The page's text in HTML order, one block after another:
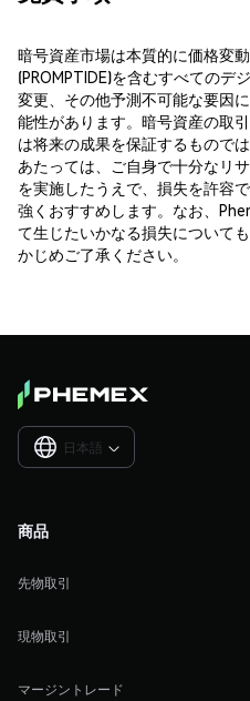
暗号資産市場は本質的に価格変
(PROMPTIDE)を含むすべてのデ
変更、その他予測不可能な要因
能性があります。暗号資産の取
は将来の成果を保証するもので
あたっては、ご自身で十分なリ
を実施したうえで、損失を許容
強くおすすめします。なお、
て生じたいかなる損失について
かじめご了承ください。
日本語 
商品
先物取引
現物取引
マージントレード